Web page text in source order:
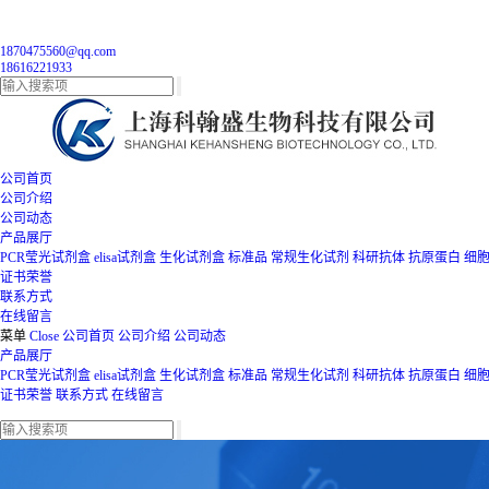
1870475560@qq.com
18616221933
公司首页
公司介绍
公司动态
产品展厅
PCR莹光试剂盒 elisa试剂盒 生化试剂盒 标准品 常规生化试剂 科研抗体 抗原蛋白 细胞
证书荣誉
联系方式
在线留言
菜单 Close 公司首页 公司介绍 公司动态
产品展厅
PCR莹光试剂盒 elisa试剂盒 生化试剂盒 标准品 常规生化试剂 科研抗体 抗原蛋白 细胞
证书荣誉 联系方式 在线留言